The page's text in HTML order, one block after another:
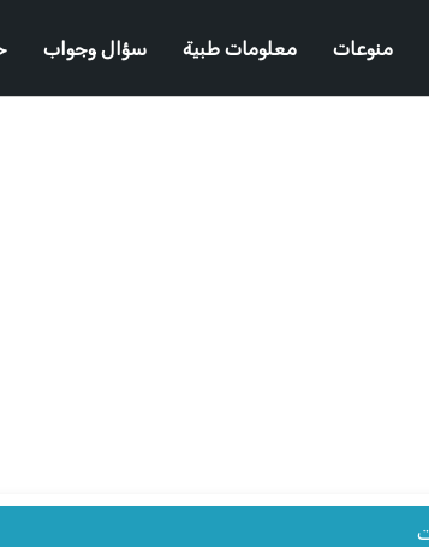
منوعات معلومات طبية سؤال وجواب